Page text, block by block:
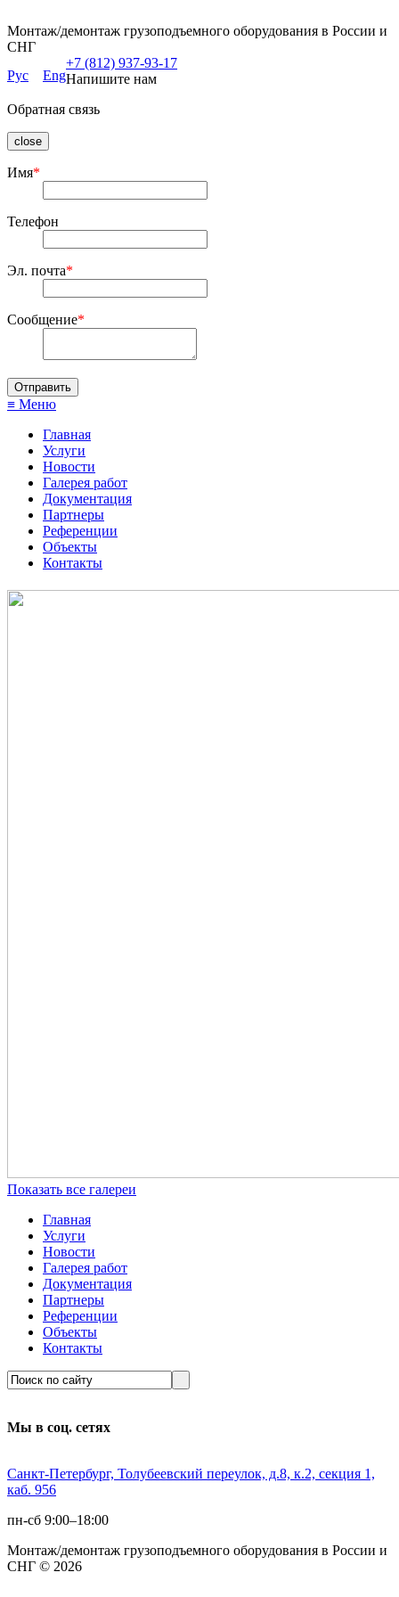
Монтаж/демонтаж грузоподъемного оборудования в России и
СНГ
Рус
Eng
+7 (812) 937-93-17
Напишите нам
Обратная связь
close
Имя*
Телефон
Эл. почта*
Сообщение*
≡ Меню
Главная
Услуги
Новости
Галерея работ
Документация
Партнеры
Референции
Объекты
Контакты
Показать все галереи
Главная
Услуги
Новости
Галерея работ
Документация
Партнеры
Референции
Объекты
Контакты
Мы в соц. сетях
Санкт-Петербург, Толубеевский переулок, д.8, к.2, секция 1,
каб. 956
пн-сб 9:00–18:00
Монтаж/демонтаж грузоподъемного оборудования в России и
СНГ © 2026